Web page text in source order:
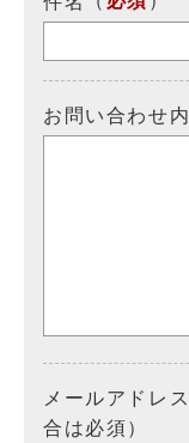
お問い合わせ
メールアドレ
合は必須）